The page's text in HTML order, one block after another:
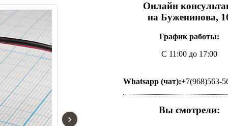
›
Онлайн
на Буженинова,
График работы:
С 11:00 до 17:00
Whatsapp (чат):+7(968)563-
Вы смотрели: